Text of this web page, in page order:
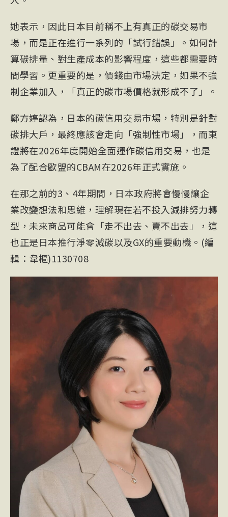
她表示，因此日本目前稱不上有真正的碳交易市
場，而是正在進行一系列的「試行錯誤」。如何計
算碳排量、對生產成本的影響程度，這些都需要時
間學習。更重要的是，價錢由市場決定，如果不強
制企業加入，「真正的碳市場價格就形成不了」。
鄭方婷認為，日本的碳信用交易市場，特別是針對
碳排大戶，最終應該會走向「強制性市場」，而東
證將在2026年度開始全面運作碳信用交易，也是
為了配合歐盟的CBAM在2026年正式實施。
在那之前的3、4年期間，日本政府將會慢慢讓企
業改變想法和思維，理解現在若不投入減排努力轉
型，未來商品可能會「走不出去、賣不出去」，這
也正是日本推行淨零減碳以及GX的重要動機。(編
輯：韋樞)1130708